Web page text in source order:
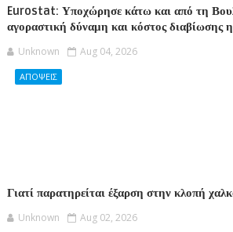
Eurostat: Υποχώρησε κάτω και από τη
αγοραστική δύναμη και κόστος διαβίωσης
Unknown Aug 04, 2026
ΑΠΟΨΕΙΣ
Γιατί παρατηρείται έξαρση στην κλοπή
Unknown Aug 02, 2026